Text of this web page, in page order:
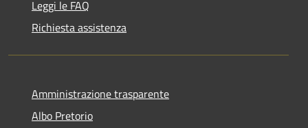
Leggi le FAQ
Richiesta assistenza
Amministrazione trasparente
Albo Pretorio